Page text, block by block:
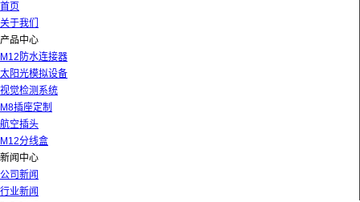
首页
关于我们
产品中心
M12防水连接器
太阳光模拟设备
视觉检测系统
M8插座定制
航空插头
M12分线盒
新闻中心
公司新闻
行业新闻